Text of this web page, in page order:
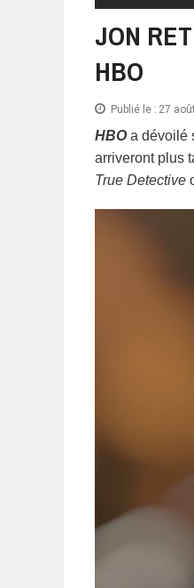
JON
HBO
Publié le : 27
HBOa dévoilé
arriveront plus
True Detective